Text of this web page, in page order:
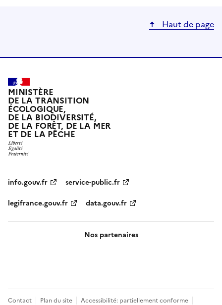
Haut de page
MINISTÈRE
DE LA TRANSITION
ÉCOLOGIQUE,
DE LA BIODIVERSITÉ,
DE LA FORÊT, DE LA MER
ET DE LA PÊCHE
info.gouv.fr
service-public.fr
legifrance.gouv.fr
data.gouv.fr
Nos partenaires
Pied
Contact Plan du site Accessibilité: partiellement conforme